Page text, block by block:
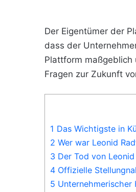
Der Eigentümer der
dass der
Plattform
Fragen zur Zukunft
1 Das Wichtigste in
2 Wer war Leonid
3 Der Tod von
4 Offizielle
5 Unternehmerischer